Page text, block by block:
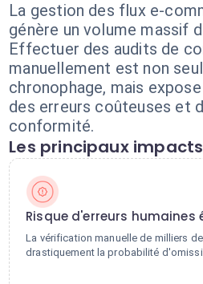
La gestion des flux e-
génère un volume massif
Effectuer des audits de
manuellement est non
chronophage, mais
des erreurs coûteuses et
conformité.
Les principaux
Risque d'erreurs humaines
La vérification manuelle de milliers
drastiquement la probabilité